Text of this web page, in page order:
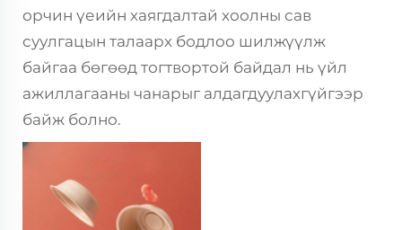
орчин үеийн хаягдалтай хоолны сав
суулгацын талаарх бодлоо шилжүүлж
байгаа бөгөөд тогтвортой байдал нь үйл
ажиллагааны чанарыг алдагдуулахгүйгээр
байж болно.